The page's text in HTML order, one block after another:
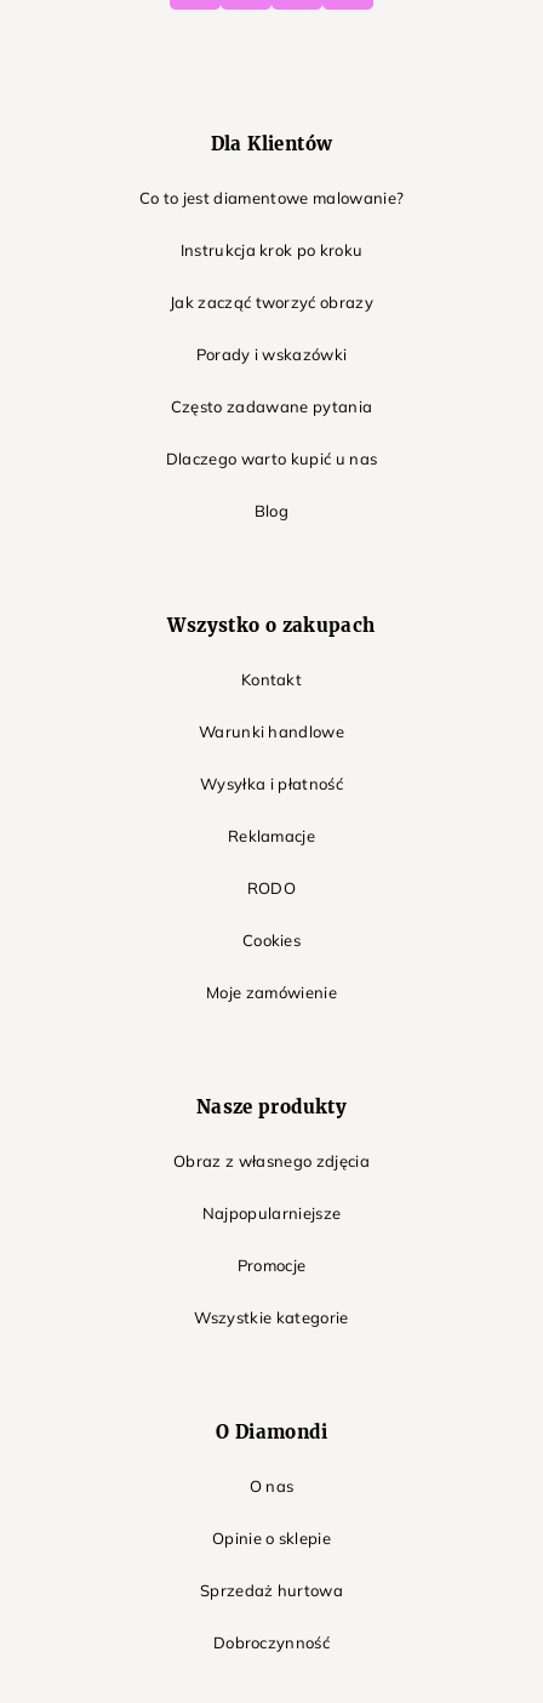
Dla Klientów
Co to jest diamentowe malowanie?
Instrukcja krok po kroku
Jak zacząć tworzyć obrazy
Porady i wskazówki
Często zadawane pytania
Dlaczego warto kupić u nas
Blog
Wszystko o zakupach
Kontakt
Warunki handlowe
Wysyłka i płatność
Reklamacje
RODO
Cookies
Moje zamówienie
Nasze produkty
Obraz z własnego zdjęcia
Najpopularniejsze
Promocje
Wszystkie kategorie
O Diamondi
O nas
Opinie o sklepie
Sprzedaż hurtowa
Dobroczynność